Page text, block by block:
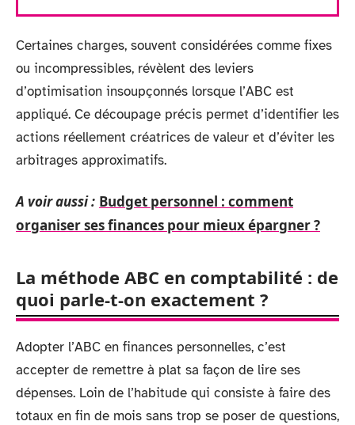
Certaines charges, souvent considérées comme fixes
ou incompressibles, révèlent des leviers
d’optimisation insoupçonnés lorsque l’ABC est
appliqué. Ce découpage précis permet d’identifier les
actions réellement créatrices de valeur et d’éviter les
arbitrages approximatifs.
A voir aussi : Budget personnel : comment
organiser ses finances pour mieux épargner ?
La méthode ABC en comptabilité : de
quoi parle-t-on exactement ?
Adopter l’ABC en finances personnelles, c’est
accepter de remettre à plat sa façon de lire ses
dépenses. Loin de l’habitude qui consiste à faire des
totaux en fin de mois sans trop se poser de questions,